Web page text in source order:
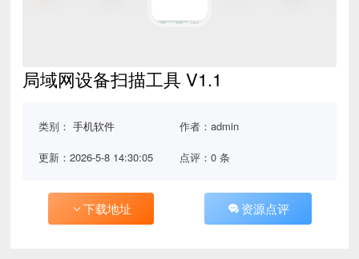
局域网设备扫描工具 V1.1
类别：手机软件 作者：admin
更新：2026-5-8 14:30:05 点评：0 条
下载地址 资源点评